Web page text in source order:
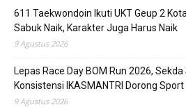
611 Taekwondoin Ikuti UKT Geup 2
Sabuk Naik, Karakter Juga Harus Naik
9 Agustus 2026
Lepas Race Day BOM Run 2026,
Konsistensi IKASMANTRI Dorong
9 Agustus 2026